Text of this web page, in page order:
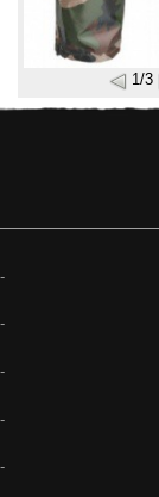
1/3
-
-
-
-
-